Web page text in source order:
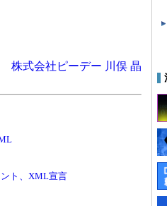
株式会社ピーデー 川俣 晶
ト、XML宣言